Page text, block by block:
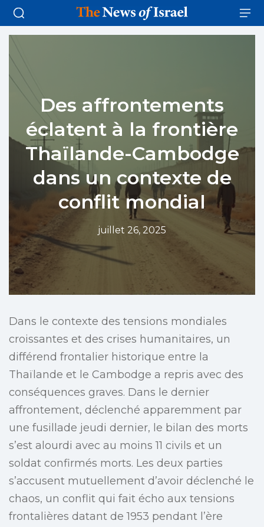
Des affrontements
éclatent à la frontière
Thaïlande-Cambodge
dans un contexte de
conflit mondial
juillet 26, 2025
Dans le contexte des tensions mondiales
croissantes et des crises humanitaires, un
différend frontalier historique entre la
Thaïlande et le Cambodge a repris avec des
conséquences graves. Dans le dernier
affrontement, déclenché apparemment par
une fusillade jeudi dernier, le bilan des morts
s’est alourdi avec au moins 11 civils et un
soldat confirmés morts. Les deux parties
s’accusent mutuellement d’avoir déclenché le
chaos, un conflit qui fait écho aux tensions
frontalières datant de 1953 pendant l’ère